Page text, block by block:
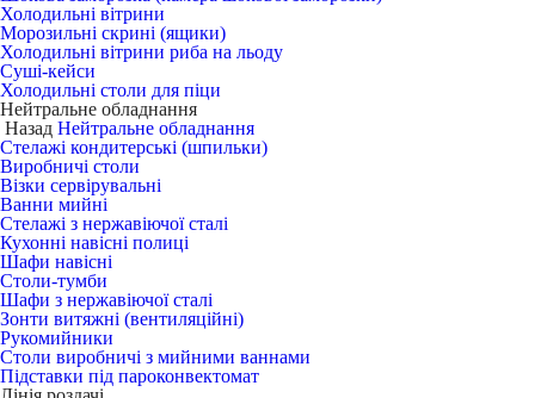
Холодильні вітрини
Морозильні скрині (ящики)
Холодильні вітрини риба на льоду
Суші-кейси
Холодильні столи для піци
Нейтральне обладнання
Назад Нейтральне обладнання
Стелажі кондитерські (шпильки)
Виробничі столи
Візки сервірувальні
Ванни мийні
Стелажі з нержавіючої сталі
Кухонні навісні полиці
Шафи навісні
Столи-тумби
Шафи з нержавіючої сталі
Зонти витяжні (вентиляційні)
Рукомийники
Столи виробничі з мийними ваннами
Підставки під пароконвектомат